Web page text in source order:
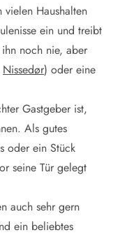
vielen Haushalten
ein und treibt
noch nie, aber
Nissedør) oder eine
Gastgeber ist,
Als gutes
oder ein Stück
seine Tür gelegt
auch sehr gern
ein beliebtes